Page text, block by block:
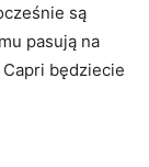
są
pasują na
będziecie